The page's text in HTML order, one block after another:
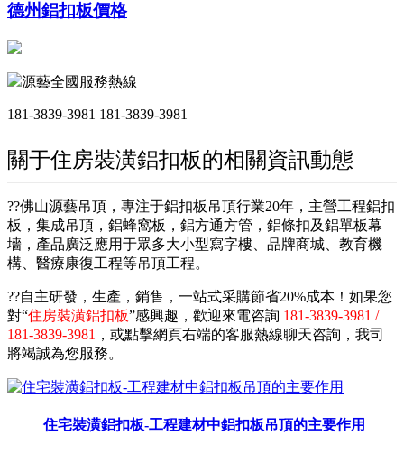
德州鋁扣板價格
源藝全國服務熱線
181-3839-3981 181-3839-3981
關于住房裝潢鋁扣板的相關資訊動態
??佛山源藝吊頂，專注于鋁扣板吊頂行業20年，主營工程鋁扣
板，集成吊頂，鋁蜂窩板，鋁方通方管，鋁條扣及鋁單板幕
墻，產品廣泛應用于眾多大小型寫字樓、品牌商城、教育機
構、醫療康復工程等吊頂工程。
??自主研發，生產，銷售，一站式采購節省20%成本！如果您
對“住房裝潢鋁扣板”感興趣，歡迎來電咨詢 181-3839-3981 /
181-3839-3981 ，或點擊網頁右端的客服熱線聊天咨詢，我司
將竭誠為您服務。
住宅裝潢鋁扣板-工程建材中鋁扣板吊頂的主要作用